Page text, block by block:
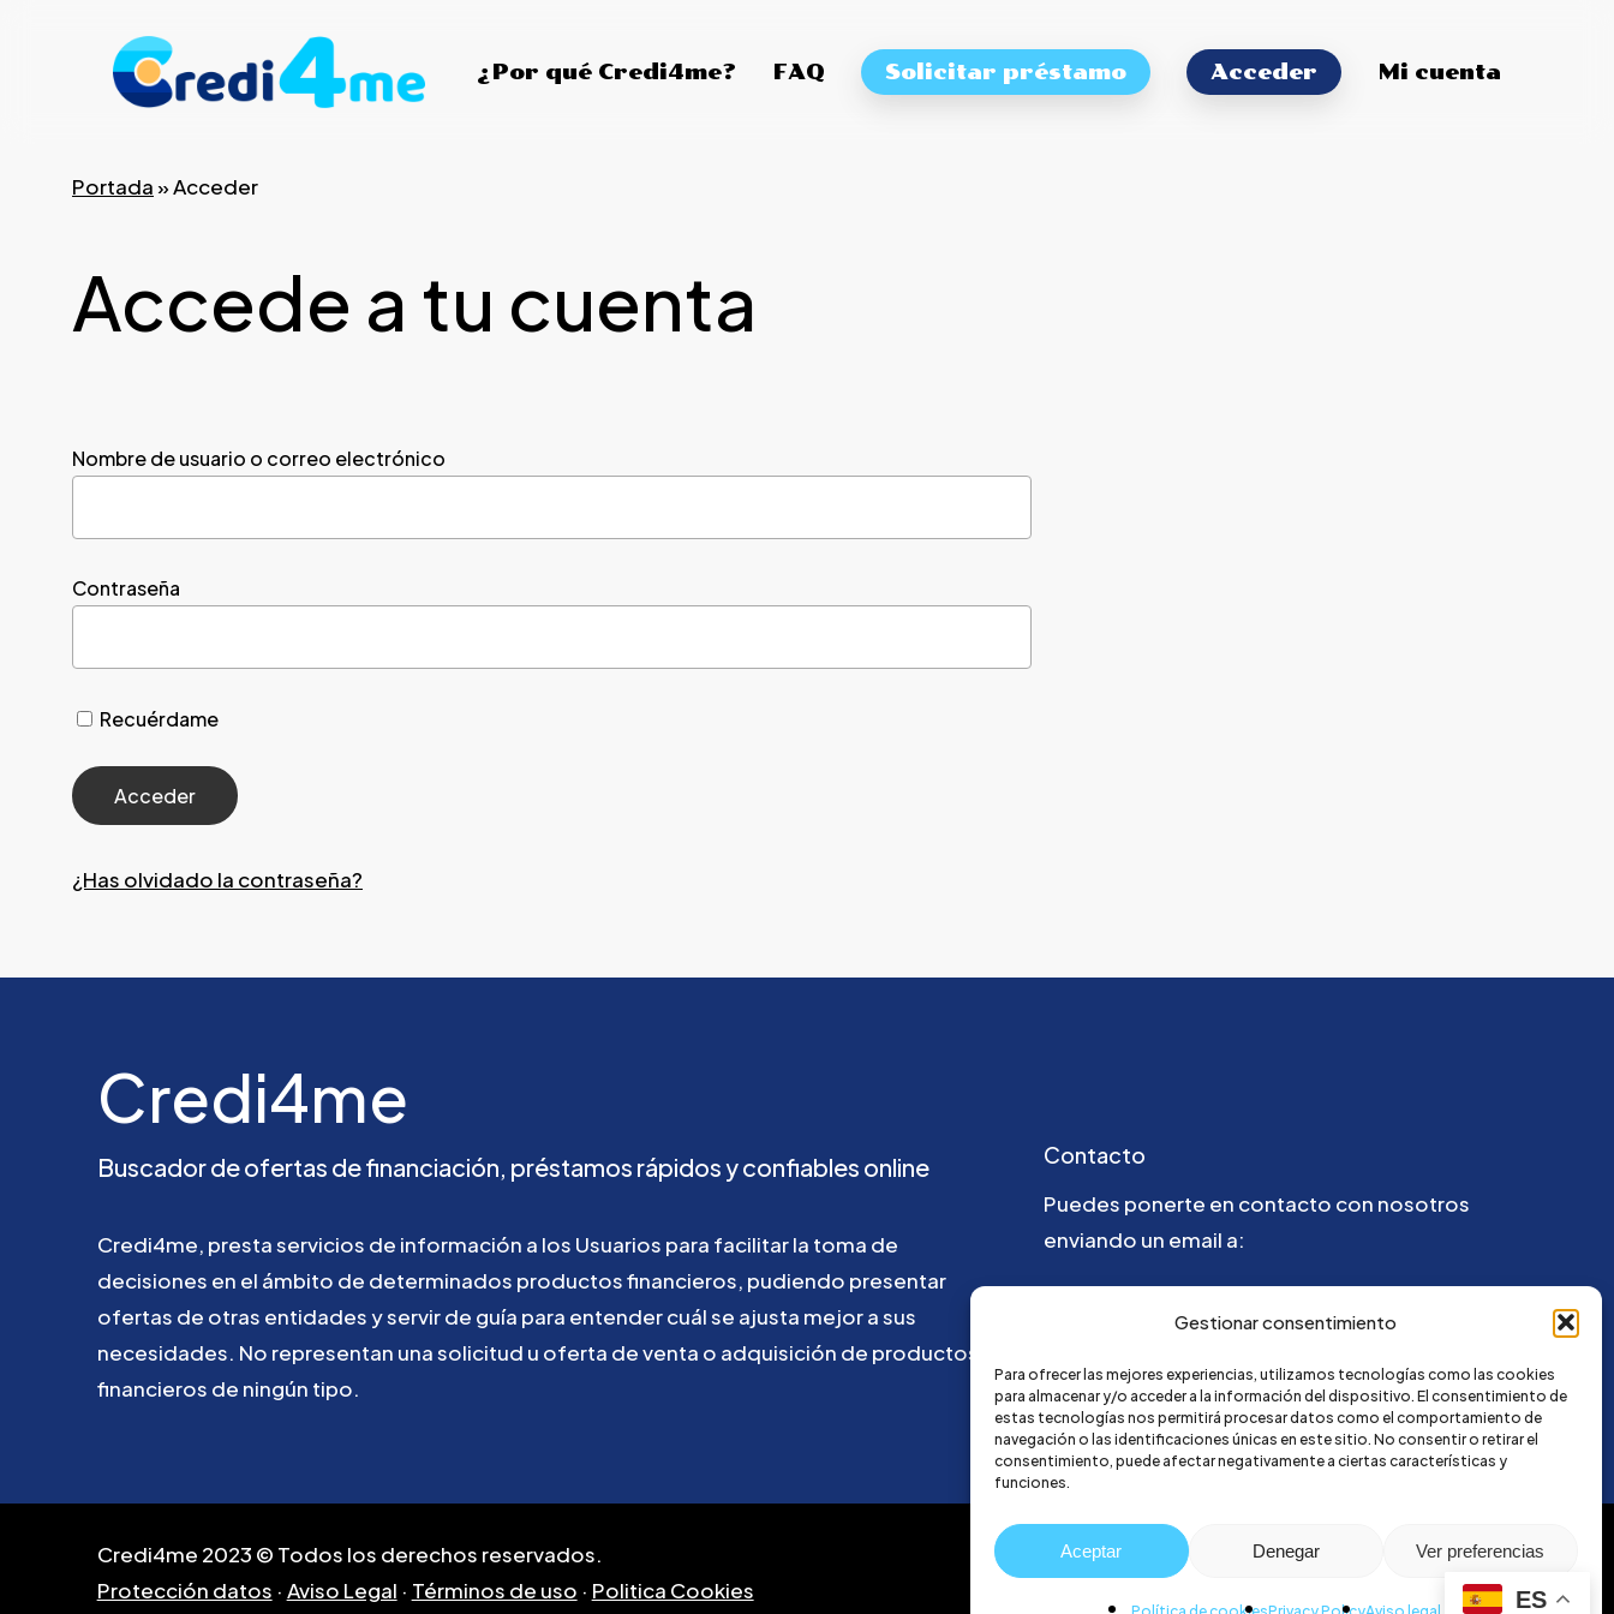
Gestionar consentimiento
Para ofrecer las mejores experiencias, utilizamos tecnologías como las cookies
para almacenar y/o acceder a la información del dispositivo. El consentimiento de
estas tecnologías nos permitirá procesar datos como el comportamiento de
navegación o las identificaciones únicas en este sitio. No consentir o retirar el
consentimiento, puede afectar negativamente a ciertas características y
funciones.
Aceptar Denegar Ver preferencias
¿Por qué Credi4me? FAQ Solicitar préstamo Acceder Mi cuenta
Portada»Acceder
Accede a tu cuenta
Nombre de usuario o correo electrónico
Contraseña
Recuérdame
¿Has olvidado la contraseña?
Credi4me
Buscadordeofertas definanciación, préstamos rápidosyconfiables online
Credi4me, prestaservicios de información a los Usuarios para facilitarla toma de
decisiones en el ámbito de determinados productosfinancieros, pudiendo presentar
ofertas de otras entidadesyservirde guía para entendercuálse ajusta mejorasus
necesidades. No representan unasolicitud u oferta deventa o adquisición de productos
financieros de ningún tipo.
Contacto
Puedes ponerte en contacto con nosotros
enviando un email a:
Credi4me 2023 © Todos los derechos reservados.
Protección datos · Aviso Legal · Términos de uso · Politica Cookies ES